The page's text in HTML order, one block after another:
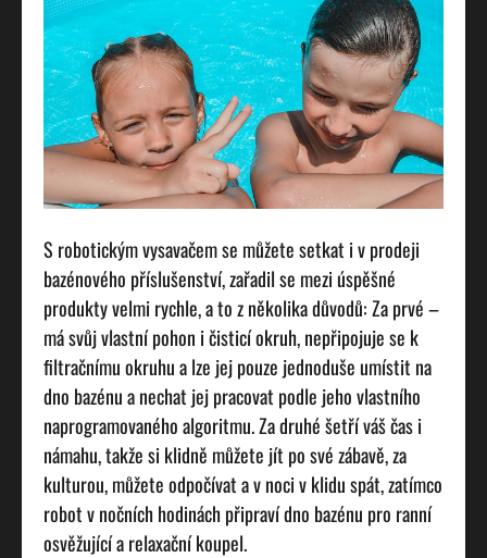
S robotickým vysavačem se můžete setkat i v prodeji
bazénového příslušenství, zařadil se mezi úspěšné
produkty velmi rychle, a to z několika důvodů: Za prvé –
má svůj vlastní pohon i čisticí okruh, nepřipojuje se k
filtračnímu okruhu a lze jej pouze jednoduše umístit na
dno bazénu a nechat jej pracovat podle jeho vlastního
naprogramovaného algoritmu. Za druhé šetří váš čas i
námahu, takže si klidně můžete jít po své zábavě, za
kulturou, můžete odpočívat a v noci v klidu spát, zatímco
robot v nočních hodinách připraví dno bazénu pro ranní
osvěžující a relaxační koupel.